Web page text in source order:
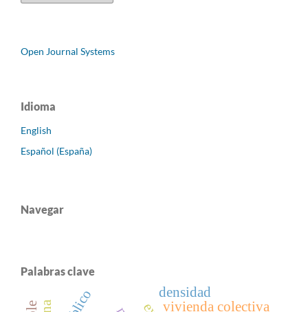
Open Journal Systems
Idioma
English
Español (España)
Navegar
Palabras clave
vivienda colectiva
densidad